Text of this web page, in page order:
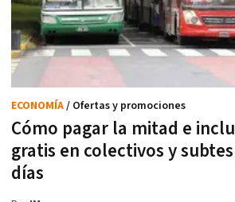
Cómo pagar la mitad e
gratis en colectivos y
días
ECONOMÍA/ Ofertas y promociones